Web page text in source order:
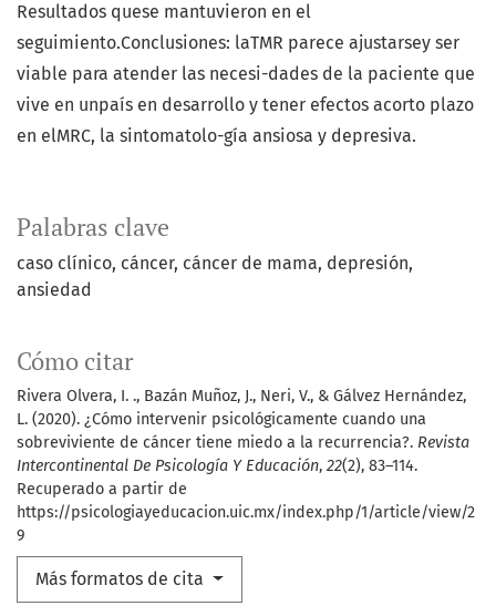
Palabras clave
caso clínico cáncer cáncer de mama depresión
ansiedad
Cómo citar
Rivera Olvera, I. ., Bazán Muñoz, J., Neri, V., & Gálvez Hernández,
L. (2020). ¿Cómo intervenir psicológicamente cuando una
sobreviviente de cáncer tiene miedo a la recurrencia?. Revista
Intercontinental De Psicología Y Educación, 22(2), 83–114.
Recuperado a partir de
https://psicologiayeducacion.uic.mx/index.php/1/article/view/2
9
Más formatos de cita
Resultados quese mantuvieron en el
seguimiento.Conclusiones: laTMR parece ajustarsey ser
viable para atender las necesi-dades de la paciente que
vive en unpaís en desarrollo y tener efectos acorto plazo
en elMRC, la sintomatolo-gía ansiosa y depresiva.